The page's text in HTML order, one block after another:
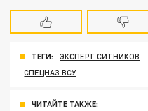
ТЕГИ: ЭКСПЕРТ СИТНИКОВ
СПЕЦНАЗ ВСУ
ЧИТАЙТЕ ТАКЖЕ: